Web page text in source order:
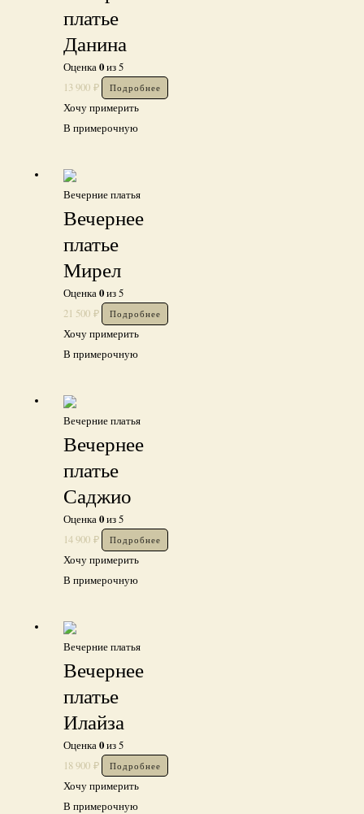
платье
Данина
Оценка0из 5
13 900₽ Подробнее
Хочу примерить
В примерочную
Вечерние платья
Вечернее
платье
Мирел
Оценка0из 5
21 500₽ Подробнее
Хочу примерить
В примерочную
Вечерние платья
Вечернее
платье
Саджио
Оценка0из 5
14 900₽ Подробнее
Хочу примерить
В примерочную
Вечерние платья
Вечернее
платье
Илайза
Оценка0из 5
18 900₽ Подробнее
Хочу примерить
В примерочную